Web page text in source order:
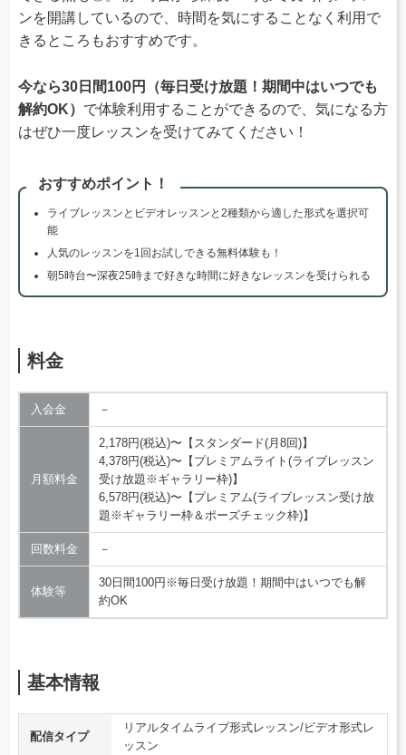
ンを開講しているので、時間を気にすることなく利用で
きるところもおすすめです。
今なら30日間100円（毎日受け放題！期間中はいつでも
解約OK） で体験利用することができるので、気になる方
はぜひ一度レッスンを受けてみてください！
おすすめポイント！
ライブレッスンとビデオレッスンと2種類から適した形式を選択可
能
人気のレッスンを1回お試しできる無料体験も！
朝5時台〜深夜25時まで好きな時間に好きなレッスンを受けられる
料金
入会金 －
月額料金
2,178円(税込)〜【スタンダード(月8回)】
4,378円(税込)〜【プレミアムライト(ライブレッスン
受け放題※ギャラリー枠)】
6,578円(税込)〜【プレミアム(ライブレッスン受け放
題※ギャラリー枠＆ポーズチェック枠)】
回数料金 －
体験等
30日間100円※毎日受け放題！期間中はいつでも解
約OK
基本情報
配信タイプ
リアルタイムライブ形式レッスン/ビデオ形式レ
ッスン